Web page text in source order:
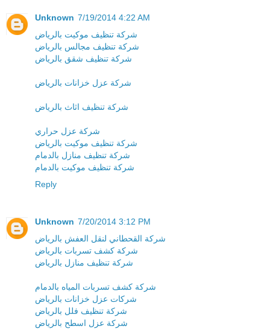
Unknown 7/19/2014 4:22 AM
شركة تنظيف موكيت بالرياض
شركة تنظيف مجالس بالرياض
شركة تنظيف شقق بالرياض
شركة عزل خزانات بالرياض
شركة تنظيف اثاث بالرياض
شركة عزل حراري
شركة تنظيف موكيت بالرياض
شركة تنظيف منازل بالدمام
شركة تنظيف موكيت بالدمام
Reply
Unknown 7/20/2014 3:12 PM
شركة القحطاني لنقل العفش بالرياض
شركة كشف تسربات بالرياض
شركة تنظيف منازل بالرياض
شركة كشف تسربات المياه بالدمام
شركات عزل خزانات بالرياض
شركة تنظيف فلل بالرياض
شركة عزل اسطح بالرياض